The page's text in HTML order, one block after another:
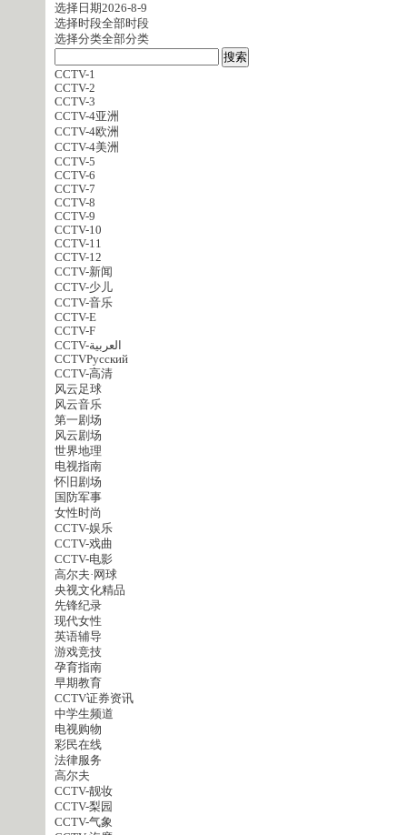
选择日期2026-8-9
选择时段全部时段
选择分类全部分类
CCTV-1
CCTV-2
CCTV-3
CCTV-4亚洲
CCTV-4欧洲
CCTV-4美洲
CCTV-5
CCTV-6
CCTV-7
CCTV-8
CCTV-9
CCTV-10
CCTV-11
CCTV-12
CCTV-新闻
CCTV-少儿
CCTV-音乐
CCTV-E
CCTV-F
CCTV-العربية
CCTVPусский
CCTV-高清
风云足球
风云音乐
第一剧场
风云剧场
世界地理
电视指南
怀旧剧场
国防军事
女性时尚
CCTV-娱乐
CCTV-戏曲
CCTV-电影
高尔夫·网球
央视文化精品
先锋纪录
现代女性
英语辅导
游戏竞技
孕育指南
早期教育
CCTV证券资讯
中学生频道
电视购物
彩民在线
法律服务
高尔夫
CCTV-靓妆
CCTV-梨园
CCTV-气象